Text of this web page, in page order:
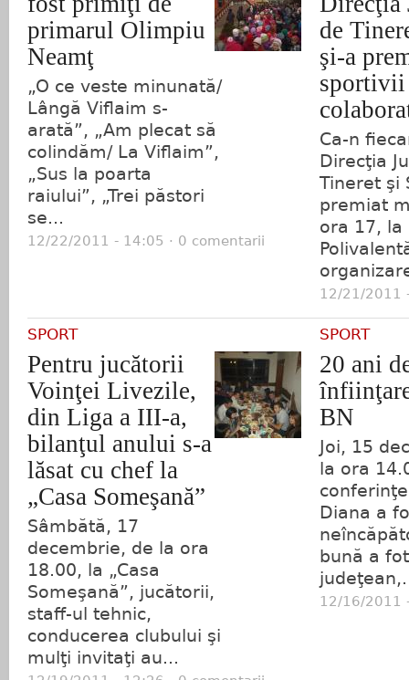
primarul Olimpiu
Neamţ
„O ce veste minunată/
Lângă Viflaim s-
arată”, „Am plecat să
colindăm/ La Viflaim”,
„Sus la poarta
raiului”, „Trei păstori
se...
12/22/2011 - 14:05 · 0 comentarii
de
şi-a
Ca-n
Direcţia
Tineret şi
premiat
ora 17, la
12/21/2011
SPORT
Pentru jucătorii
Voinţei Livezile,
din Liga a III-a,
bilanţul anului s-a
lăsat cu chef la
„Casa Someşană”
Sâmbătă, 17
decembrie, de la ora
18.00, la „Casa
Someşană”, jucătorii,
staff-ul tehnic,
conducerea clubului şi
mulţi invitaţi au...
SPORT
20 ani
BN
Joi, 15
la ora
Diana a
bună a
12/16/2011